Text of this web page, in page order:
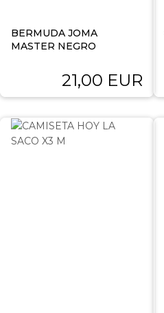
BERMUDA JOMA
MASTER NEGRO
21,00 EUR